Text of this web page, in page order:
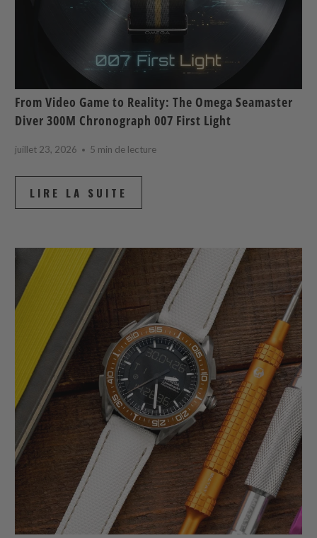
From Video Game to Reality: The Omega Seamaster
Diver 300M Chronograph 007 First Light
juillet 23, 2026 5 min de lecture
LIRE LA SUITE